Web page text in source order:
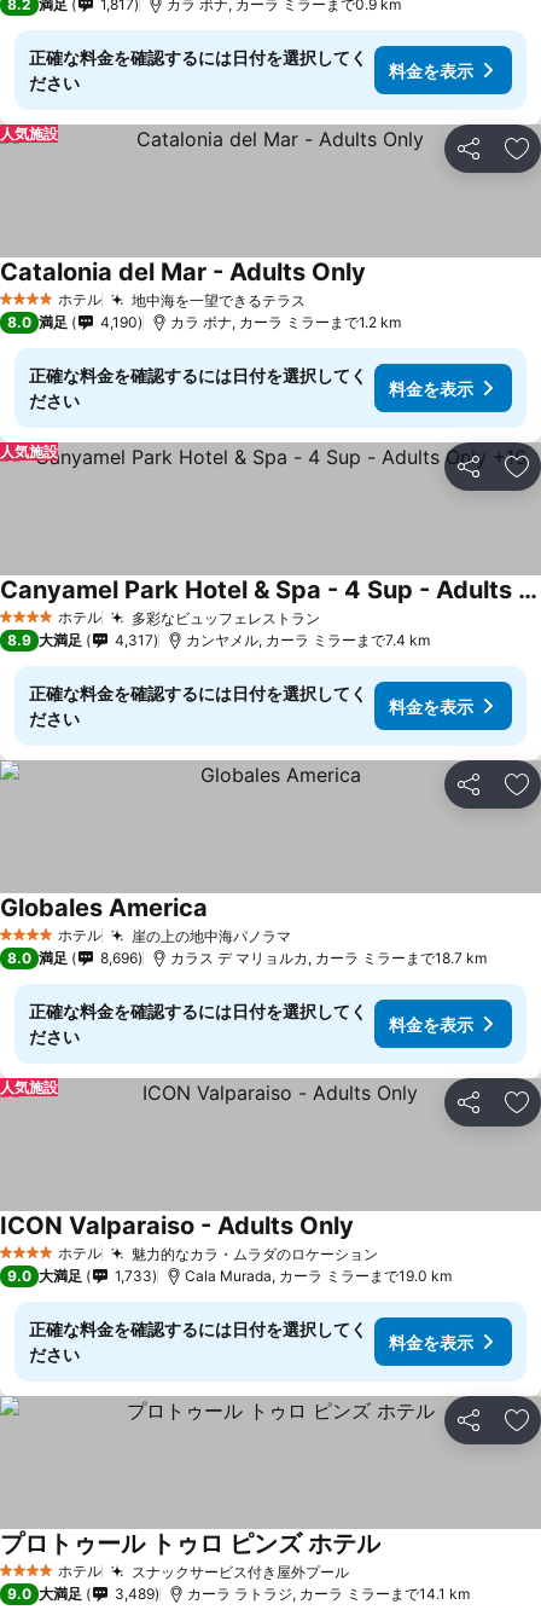
8.2 満足 1,817 カラ ボナ, カーラ ミラーまで0.9 km
正確な料金を確認するには日付を選択してく
ださい
料金を表示
シェア お
人気施設
4 ホテルのランク
ホテル 地中海を一望できるテラス
Catalonia del Mar - Adults Only
8.0 満足 4,190 カラ ボナ, カーラ ミラーまで1.2 km
正確な料金を確認するには日付を選択してく
ださい
料金を表示
シェア お
人気施設
4 ホテルのランク
ホテル 多彩なビュッフェレストラン
Canyamel Park Hotel & Spa - 4 Sup - Adults Only +16
8.9 大満足 4,317 カンヤメル, カーラ ミラーまで7.4 km
正確な料金を確認するには日付を選択してく
ださい
料金を表示
シェア お
4 ホテルのランク
ホテル 崖の上の地中海パノラマ
Globales America
8.0 満足 8,696 カラス デ マリョルカ, カーラ ミラーまで18.7 km
正確な料金を確認するには日付を選択してく
ださい
料金を表示
シェア お
人気施設
4 ホテルのランク
ホテル 魅力的なカラ・ムラダのロケーション
ICON Valparaiso - Adults Only
9.0 大満足 1,733 Cala Murada, カーラ ミラーまで19.0 km
正確な料金を確認するには日付を選択してく
ださい
料金を表示
シェア お
4 ホテルのランク
ホテル スナックサービス付き屋外プール
プロトゥール トゥロ ピンズ ホテル
9.0 大満足 3,489 カーラ ラトラジ, カーラ ミラーまで14.1 km